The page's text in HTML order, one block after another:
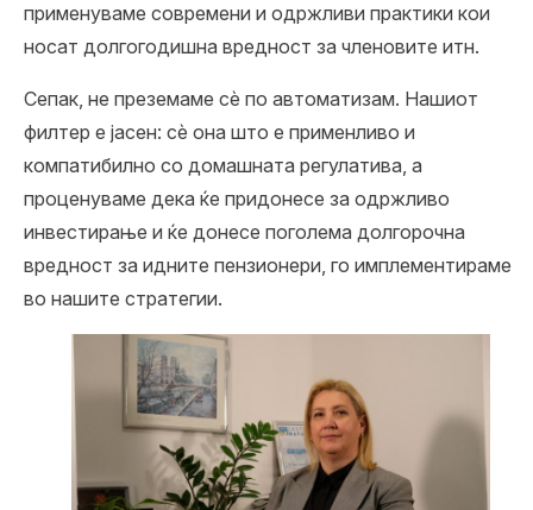
применуваме современи и одржливи практики кои
носат долгогодишна вредност за членовите итн.
Сепак, не преземаме сè по автоматизам. Нашиот
филтер е јасен: сè она што е применливо и
компатибилно со домашната регулатива, а
проценуваме дека ќе придонесе за одржливо
инвестирање и ќе донесе поголема долгорочна
вредност за идните пензионери, го имплементираме
во нашите стратегии.